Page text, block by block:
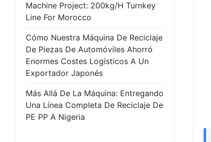
Machine Project: 200kg/h Turnkey
Line For Morocco
Cómo Nuestra Máquina De Reciclaje
De Piezas De Automóviles Ahorró
Enormes Costes Logísticos A Un
Exportador Japonés
Más Allá De La Máquina: Entregando
Una Línea Completa De Reciclaje De
PE PP A Nigeria